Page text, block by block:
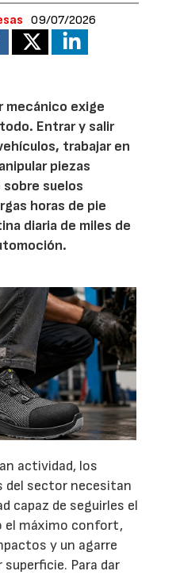
09/07/2026
mecánico exige
Entrar y salir
trabajar en
piezas
suelos
horas de pie
diaria de miles de
actividad, los
del sector necesitan
capaz de seguirles el
el máximo confort,
y un agarre
Para dar